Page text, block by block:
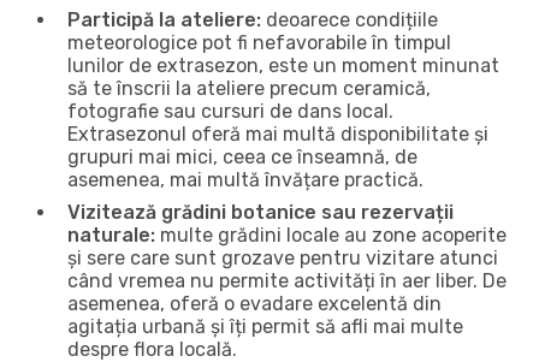
Participă la ateliere: deoarece condițiile
meteorologice pot fi nefavorabile în timpul
lunilor de extrasezon, este un moment minunat
să te înscrii la ateliere precum ceramică,
fotografie sau cursuri de dans local.
Extrasezonul oferă mai multă disponibilitate și
grupuri mai mici, ceea ce înseamnă, de
asemenea, mai multă învățare practică.
Vizitează grădini botanice sau rezervații
naturale: multe grădini locale au zone acoperite
și sere care sunt grozave pentru vizitare atunci
când vremea nu permite activități în aer liber. De
asemenea, oferă o evadare excelentă din
agitația urbană și îți permit să afli mai multe
despre flora locală.